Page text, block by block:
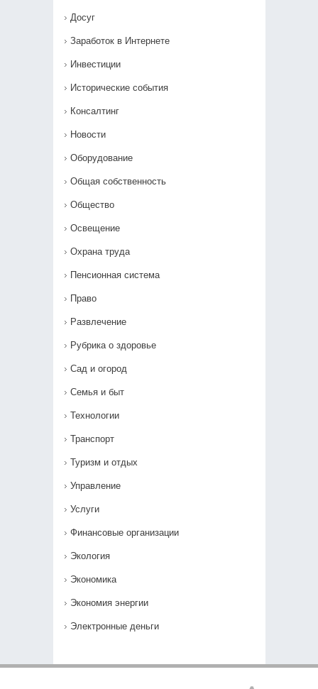
Досуг
Заработок в Интернете
Инвестиции
Исторические события
Консалтинг
Новости
Оборудование
Общая собственность
Общество
Освещение
Охрана труда
Пенсионная система
Право
Развлечение
Рубрика о здоровье
Сад и огород
Семья и быт
Технологии
Транспорт
Туризм и отдых
Управление
Услуги
Финансовые организации
Экология
Экономика
Экономия энергии
Электронные деньги